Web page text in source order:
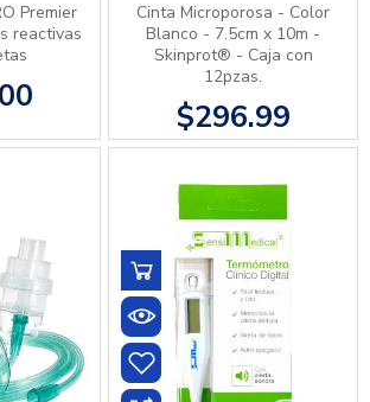
Premier
reactivas
Cinta Microporosa - Color
Blanco - 7.5cm x 10m -
Skinprot® - Caja con
12pzas.
$296.99